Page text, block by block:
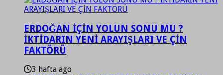
ERDOĞAN İÇİN YOLUN SONU MU ?
İKTİDARIN YENİ ARAYIŞLARI VE ÇİN
FAKTÖRÜ
3 hafta ago